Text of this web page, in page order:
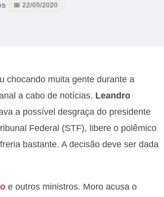
📅 22/05/2020
chocando muita gente durante a
a cabo de notícias. Leandro
a possível desgraça do presidente
Federal (STF), libere o polêmico
bastante. A decisão deve ser dada
e outros ministros. Moro acusa o